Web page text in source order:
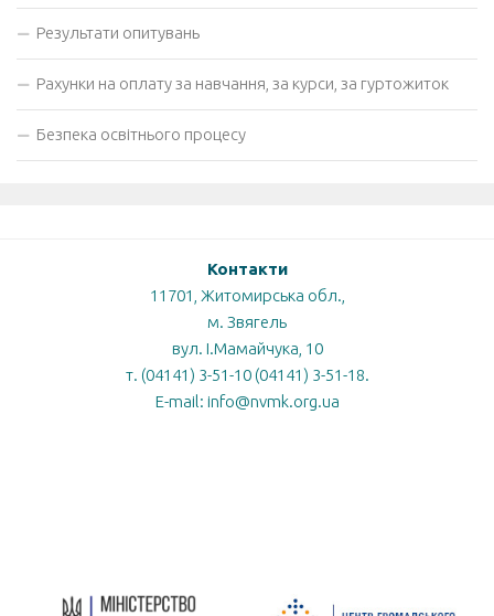
Результати опитувань
Рахунки на оплату за навчання, за курси, за гуртожиток
Безпека освітнього процесу
Контакти
11701, Житомирська обл.,
м. Звягель
вул. І.Мамайчука, 10
т. (04141) 3-51-10 (04141) 3-51-18.
E-mail: info@nvmk.org.ua